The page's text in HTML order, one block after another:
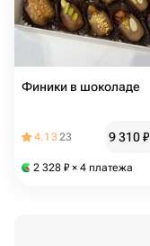
Финики в шоколаде
4.1323 9 310₽
2 328 ₽ × 4 платежа